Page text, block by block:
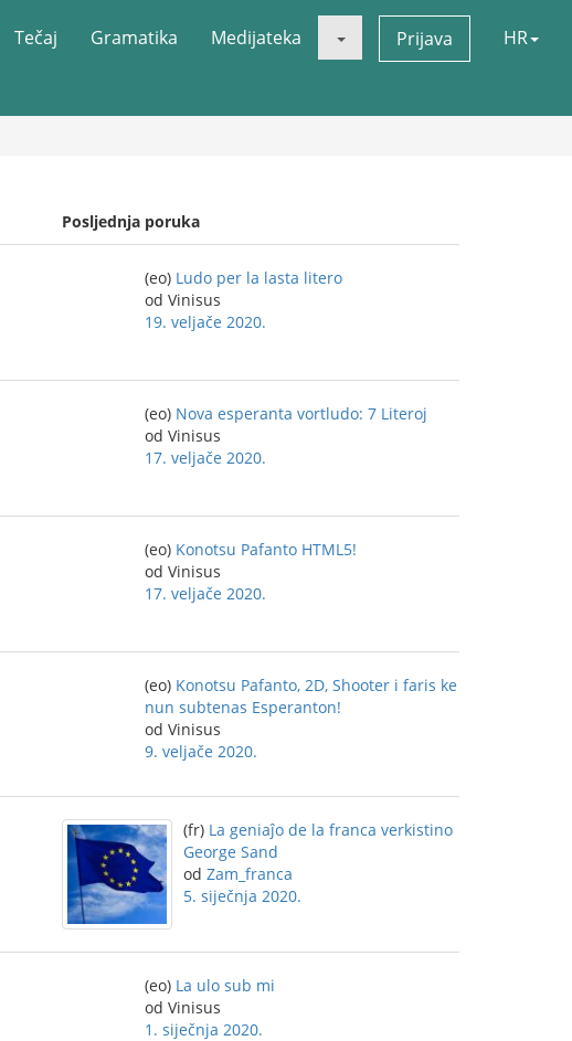
Tečaj Gramatika Medijateka Prijava HR
Posljednja poruka
(eo) Ludo per la lasta litero
od Vinisus
19. veljače 2020.
(eo) Nova esperanta vortludo: 7 Literoj
od Vinisus
17. veljače 2020.
(eo) Konotsu Pafanto HTML5!
od Vinisus
17. veljače 2020.
(eo) Konotsu Pafanto, 2D, Shooter i faris ke
nun subtenas Esperanton!
od Vinisus
9. veljače 2020.
(fr) La geniaĵo de la franca verkistino
George Sand
od Zam_franca
5. siječnja 2020.
(eo) La ulo sub mi
od Vinisus
1. siječnja 2020.